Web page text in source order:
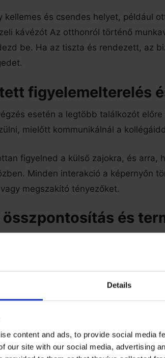
Details
content and ads, to provide social media
our site with our social media, advertising
kellemes és csendes helyet, például
kávézót Az otthonról történő
be. Ha az tiszta és rendezett, az
figyelemelterelés
esetén a legtöbb találkozót
mielőtt kommunikálnál a
figyelned a külső zajokra, és arra,
Minden interakció a képernyőn
megszakító tényezőket.
és
megnő.
a
hallássegítő termékek
dolgozol. A kommunikáció